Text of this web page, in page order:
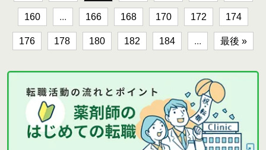
160 ... 166 168 170 172 174
176 178 180 182 184 ... 最後 »